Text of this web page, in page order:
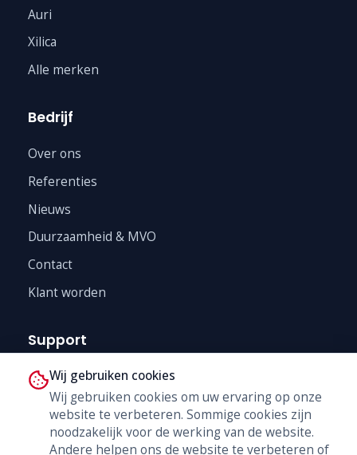
Auri
Xilica
Alle merken
Bedrijf
Over ons
Referenties
Nieuws
Duurzaamheid & MVO
Contact
Klant worden
Support
Technische Dienst
Trainingen
B2B Shop
Wij gebruiken cookies
Wij gebruiken cookies om uw ervaring op onze
website te verbeteren. Sommige cookies zijn
noodzakelijk voor de werking van de website.
Andere helpen ons de website te verbeteren of